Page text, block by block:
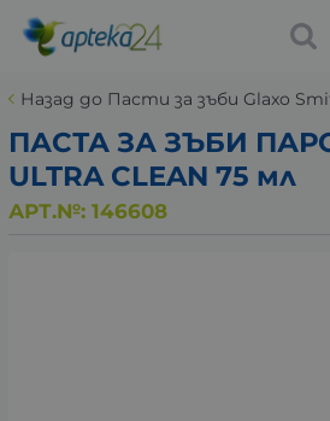
Назад до Пасти за зъби Glaxo
ПАСТА ЗА ЗЪБИ
ULTRA CLEAN 75 мл
АРТ.№: 146608